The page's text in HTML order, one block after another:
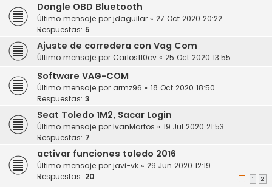
Dongle OBD Bluetooth
Último mensaje por jdaguilar « 27 Oct 2020 20:22
Respuestas: 5
Ajuste de corredera con Vag Com
Último mensaje por Carlos110cv « 25 Oct 2020 13:55
Software VAG-COM
Último mensaje por armz96 « 18 Oct 2020 18:50
Respuestas: 3
Seat Toledo 1M2, Sacar Login
Último mensaje por IvanMartos « 19 Jul 2020 21:53
Respuestas: 7
activar funciones toledo 2016
Último mensaje por javi-vk « 29 Jun 2020 12:19
Respuestas: 20 1 2